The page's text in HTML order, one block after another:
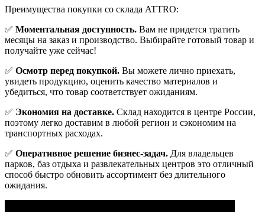
Преимущества покупки со склада ATTRO:
✅ Моментальная доступность. Вам не придется тратить
месяцы на заказ и производство. Выбирайте готовый товар и
получайте уже сейчас!
✅ Осмотр перед покупкой. Вы можете лично приехать,
увидеть продукцию, оценить качество материалов и
убедиться, что товар соответствует ожиданиям.
✅ Экономия на доставке. Склад находится в центре России,
поэтому легко доставим в любой регион и сэкономим на
транспортных расходах.
✅ Оперативное решение бизнес-задач. Для владельцев
парков, баз отдыха и развлекательных центров это отличный
способ быстро обновить ассортимент без длительного
ожидания.